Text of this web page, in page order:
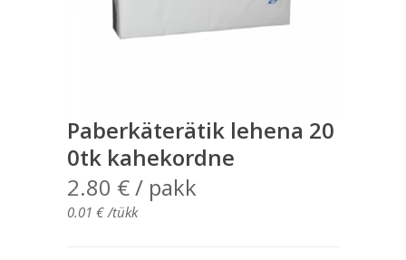
Paberkäterätik lehena 20
0tk kahekordne
2.80 €/ pakk
0.01 € /tükk